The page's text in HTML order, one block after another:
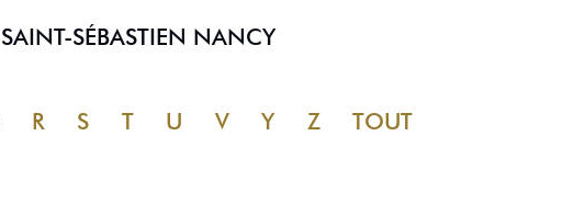
SÉBASTIEN NANCY
R S T U V Y Z TOUT